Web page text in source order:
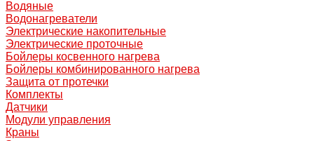
Водяные
Водонагреватели
Электрические накопительные
Электрические проточные
Бойлеры косвенного нагрева
Бойлеры комбинированного нагрева
Защита от протечки
Комплекты
Датчики
Модули управления
Краны